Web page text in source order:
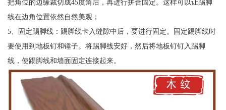
把角位的边缘裁切成45度角后，再进行拼合固定。这样可以让踢脚
线在边角位置依然自然美观；
5、固定踢脚线：踢脚线卡入缝隙中后，要进行固定。固定踢脚线时
要使用到地板钉和锤子。将踢脚线安好，然后将地板钉钉入踢脚
线，使踢脚线和墙面固定连接起来。